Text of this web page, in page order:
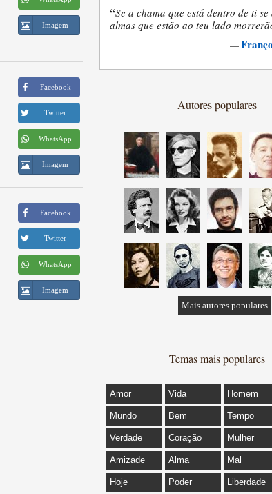
Imagem
Facebook
Twitter
WhatsApp
Imagem
Facebook
Twitter
WhatsApp
Imagem
“Se a chama que está dentro de ti
almas que estão ao teu lado
—
Autores populares
Mais autores populares
Temas mais populares
Amor Vida Homem
Mundo Bem Tempo
Verdade Coração Mulher
Amizade Alma Mal
Hoje Poder Liberdade